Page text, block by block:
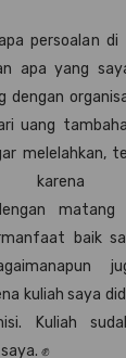
persoalan
apa yang
dengan
uang
melelahkan,
karena
baik
kuliah saya
Kuliah
✊